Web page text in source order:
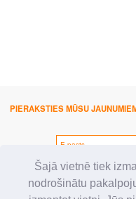
Šajā vietnē tiek
nodrošinātu
PIERAKSTIES MŪSU
SEKO MUMS: